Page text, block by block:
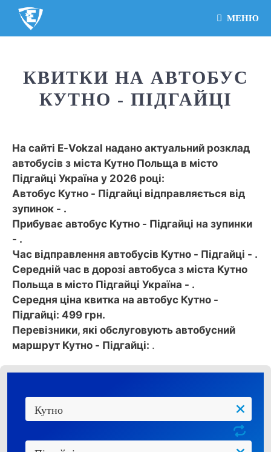
МЕНЮ
КВИТКИ НА АВТОБУС
КУТНО - ПІДГАЙЦІ
На сайті E-Vokzal надано актуальний розклад
автобусів з міста Кутно Польща в місто
Підгайці Україна у 2026 році:
Автобус Кутно - Підгайці відправляється від
зупинок - .
Прибуває автобус Кутно - Підгайці на зупинки
- .
Час відправлення автобусів Кутно - Підгайці - .
Середній час в дорозі автобуса з міста Кутно
Польща в місто Підгайці Україна - .
Середня ціна квитка на автобус Кутно -
Підгайці: 499 грн.
Перевізники, які обслуговують автобусний
маршрут Кутно - Підгайці: .